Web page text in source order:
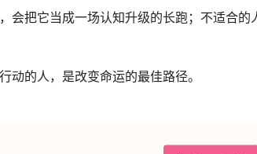
会把它当成一场认知升级的长跑；不适合的
动的人，是改变命运的最佳路径。